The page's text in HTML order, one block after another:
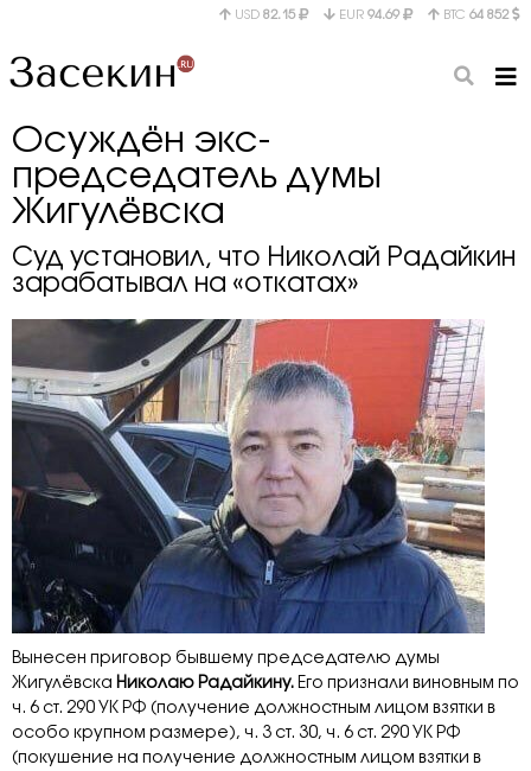
USD 82.15 EUR 94.69 BTC 64 852
Осуждён экс-
председатель думы
Жигулёвска
Суд установил, что Николай Радайкин
зарабатывал на «откатах»
Вынесен приговор бывшему председателю думы
Жигулёвска Николаю Радайкину. Его признали виновным по
ч. 6 ст. 290 УК РФ (получение должностным лицом взятки в
особо крупном размере), ч. 3 ст. 30, ч. 6 ст. 290 УК РФ
(покушение на получение должностным лицом взятки в